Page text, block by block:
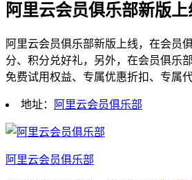
阿里云会员俱乐部新版上
阿里云会员俱乐部新版上线，在会员
分、积分兑好礼，另外，在会员俱乐
免费试用权益、专属优惠折扣、专属
地址： 阿里云会员俱乐部
阿里云会员俱乐部